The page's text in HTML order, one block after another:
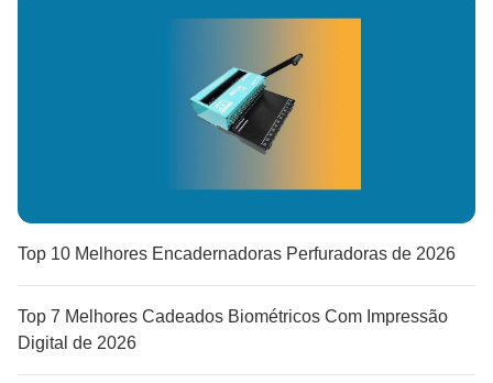
Top 10 Melhores Encadernadoras Perfuradoras de 2026
Top 7 Melhores Cadeados Biométricos Com Impressão
Digital de 2026